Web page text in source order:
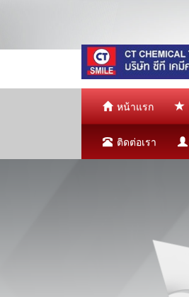
หน้าแรก
ติดต่อเรา